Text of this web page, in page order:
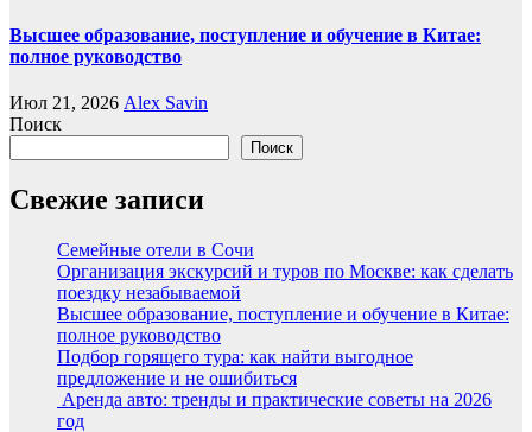
Высшее образование, поступление и обучение в Китае:
полное руководство
Июл 21, 2026 Alex Savin
Поиск
Поиск
Свежие записи
Семейные отели в Сочи
Организация экскурсий и туров по Москве: как сделать
поездку незабываемой
Высшее образование, поступление и обучение в Китае:
полное руководство
Подбор горящего тура: как найти выгодное
предложение и не ошибиться
Аренда авто: тренды и практические советы на 2026
год